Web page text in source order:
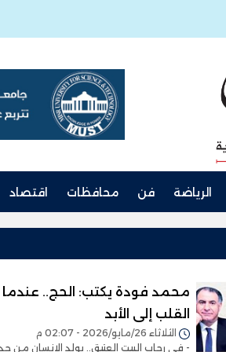
الرياضة فن محافظات اقتصاد
محمد فودة يكتب: الحج.. عندما
القلب إلى الأبد
الثلاثاء 26/مايو/2026 - 02:07 م
- في رحاب البيت العتيق.. يولد الإنسان من